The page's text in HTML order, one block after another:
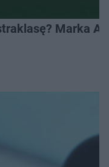
Marka